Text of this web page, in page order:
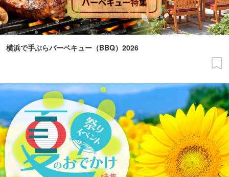
横浜で手ぶらバーベキュー（BBQ）2026